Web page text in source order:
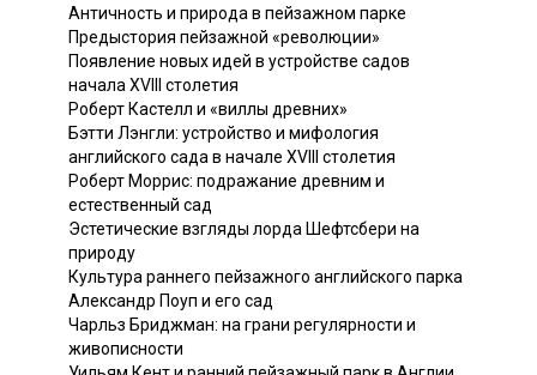
Античность и природа в пейзажном парке
Предыстория пейзажной «революции»
Появление новых идей в устройстве садов
начала XVIII столетия
Роберт Кастелл и «виллы древних»
Бэтти Лэнгли: устройство и мифология
английского сада в начале XVIII столетия
Роберт Моррис: подражание древним и
естественный сад
Эстетические взгляды лорда Шефтсбери на
природу
Культура раннего пейзажного английского парка
Александр Поуп и его сад
Чарльз Бриджман: на грани регулярности и
живописности